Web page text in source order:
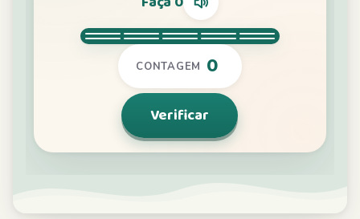
Entrar
Cadastrar